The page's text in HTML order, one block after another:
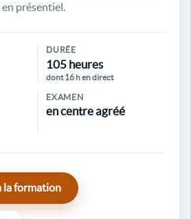
en présentiel.
DURÉE
105 heures
dont 16 h en direct
EXAMEN
en centre agréé
la formation